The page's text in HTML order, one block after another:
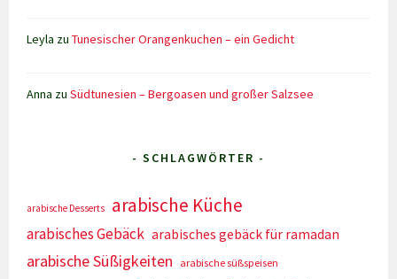
Leyla zuTunesischer Orangenkuchen – ein Gedicht
Anna zuSüdtunesien – Bergoasen und großer Salzsee
- SCHLAGWÖRTER -
arabische Desserts arabische Küche
arabisches Gebäck arabisches gebäck für ramadan
arabische Süßigkeiten arabische süßspeisen